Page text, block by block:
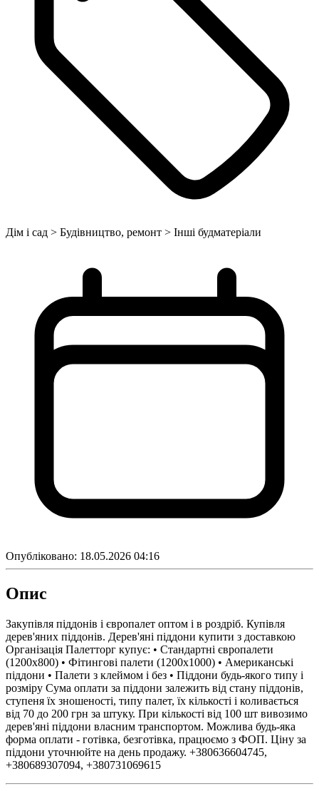
Дім і сад > Будівництво, ремонт > Інші будматеріали
Опубліковано: 18.05.2026 04:16
Опис
Закупівля піддонів і європалет оптом і в роздріб. Купівля
дерев'яних піддонів. Дерев'яні піддони купити з доставкою
Організація Палетторг купує: • Стандартні європалети
(1200x800) • Фітингові палети (1200x1000) • Американські
піддони • Палети з клеймом і без • Піддони будь-якого типу і
розміру Сума оплати за піддони залежить від стану піддонів,
ступеня їх зношеності, типу палет, їх кількості і коливається
від 70 до 200 грн за штуку. При кількості від 100 шт вивозимо
дерев'яні піддони власним транспортом. Можлива будь-яка
форма оплати - готівка, безготівка, працюємо з ФОП. Ціну за
піддони уточнюйте на день продажу. +380636604745,
+380689307094, +380731069615